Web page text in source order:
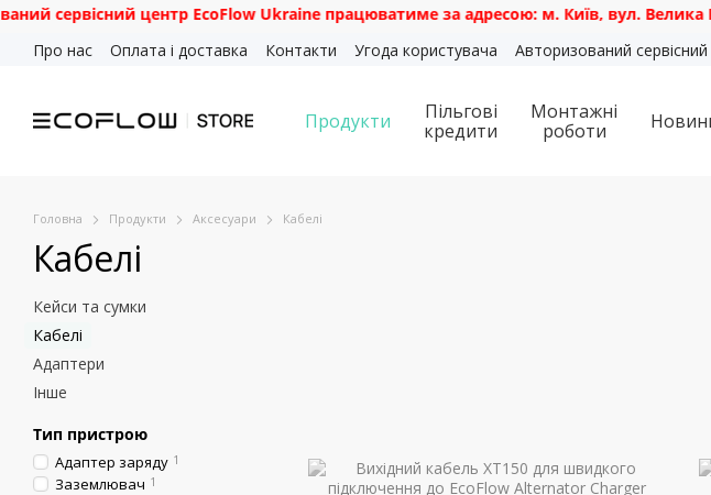
Перейти до основного контенту
сервісний центр EcoFlow Ukraine працюватиме за адресою: м. Київ, вул. Велика
Про нас
Оплата і доставка Контакти Угода користувача Авторизований
Продукти
Пільгові
кредити
Монтажні
роботи
Головна Продукти Аксесуари Кабелі
Кабелі
Кейси та сумки
Кабелі
Адаптери
Інше
Тип пристрою
Адаптер заряду 1
Заземлювач 1